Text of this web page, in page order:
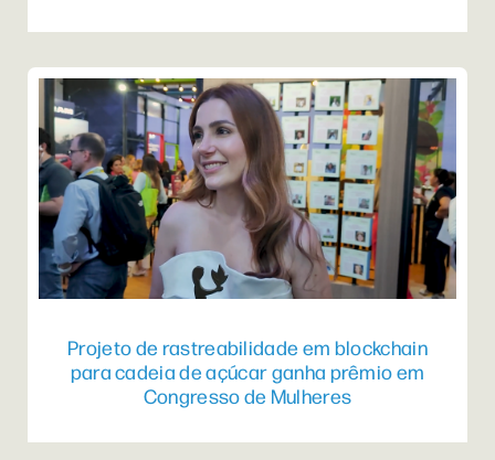
Projeto de rastreabilidade em blockchain
para cadeia de açúcar ganha prêmio em
Congresso de Mulheres